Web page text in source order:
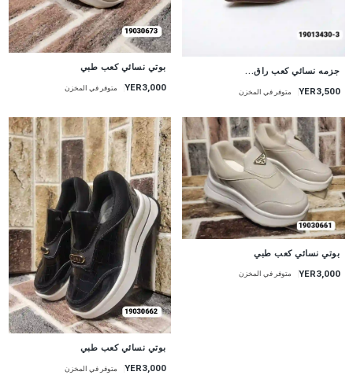
جزمه نسائي كعب راق...
YER3,500 متوفر في المخزن
بوتي نسائي كعب طبي
YER3,000 متوفر في المخزن
بوتي نسائي كعب طبي
YER3,000 متوفر في المخزن
بوتي نسائي كعب طبي
YER3,000 متوفر في المخزن